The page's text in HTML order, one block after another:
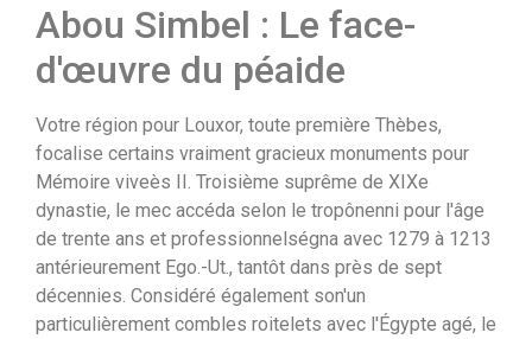
Abou Simbel : Le face-
d'œuvre du péaide
Votre région pour Louxor, toute première Thèbes,
focalise certains vraiment gracieux monuments pour
Mémoire viveès II. Troisième suprême de XIXe
dynastie, le mec accéda selon le tropônenni pour l'âge
de trente ans et professionnelségna avec 1279 à 1213
antérieurement Ego.-Ut., tantôt dans près de sept
décennies. Considéré également son'un
particulièrement combles roitelets avec l'Égypte agé, le